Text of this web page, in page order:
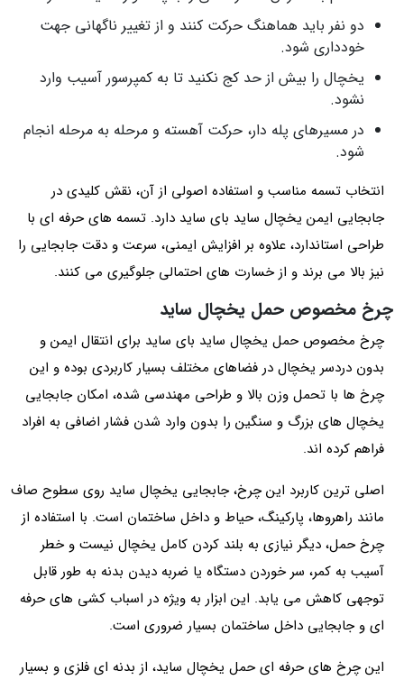
دو نفر باید هماهنگ حرکت کنند و از تغییر ناگهانی جهت
خودداری شود.
یخچال را بیش از حد کج نکنید تا به کمپرسور آسیب وارد
نشود.
در مسیرهای پله دار، حرکت آهسته و مرحله به مرحله انجام
شود.
انتخاب تسمه مناسب و استفاده اصولی از آن، نقش کلیدی در
جابجایی ایمن یخچال ساید بای ساید دارد. تسمه های حرفه ای با
طراحی استاندارد، علاوه بر افزایش ایمنی، سرعت و دقت جابجایی را
نیز بالا می برند و از خسارت‌ های احتمالی جلوگیری می کنند.
چرخ مخصوص حمل یخچال ساید
چرخ مخصوص حمل یخچال ساید بای ساید برای انتقال ایمن و
بدون دردسر یخچال در فضاهای مختلف بسیار کاربردی بوده و این
چرخ ها با تحمل وزن بالا و طراحی مهندسی شده، امکان جابجایی
یخچال‌ های بزرگ و سنگین را بدون وارد شدن فشار اضافی به افراد
فراهم کرده اند.
اصلی ترین کاربرد این چرخ، جابجایی یخچال ساید روی سطوح صاف
مانند راهروها، پارکینگ، حیاط و داخل ساختمان است. با استفاده از
چرخ حمل، دیگر نیازی به بلند کردن کامل یخچال نیست و خطر
آسیب به کمر، سر خوردن دستگاه یا ضربه دیدن بدنه به طور قابل
توجهی کاهش می یابد. این ابزار به ویژه در اسباب‌ کشی های حرفه
ای و جابجایی داخل ساختمان بسیار ضروری است.
این چرخ‌ های حرفه ای حمل یخچال ساید، از بدنه ای فلزی و بسیار